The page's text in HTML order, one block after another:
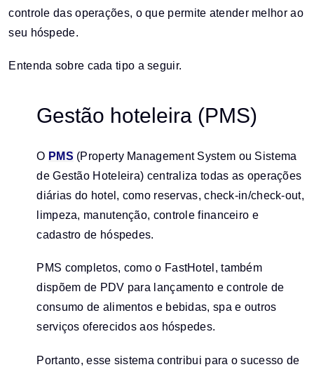
controle das operações, o que permite atender melhor ao
seu hóspede.
Entenda sobre cada tipo a seguir.
Gestão hoteleira (PMS)
O PMS (Property Management System ou Sistema
de Gestão Hoteleira) centraliza todas as operações
diárias do hotel, como reservas, check-in/check-out,
limpeza, manutenção, controle financeiro e
cadastro de hóspedes.
PMS completos, como o FastHotel, também
dispõem de PDV para lançamento e controle de
consumo de alimentos e bebidas, spa e outros
serviços oferecidos aos hóspedes.
Portanto, esse sistema contribui para o sucesso de